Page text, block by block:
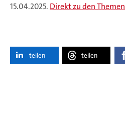
15.04.2025. Direkt zu den Themen
teilen teilen